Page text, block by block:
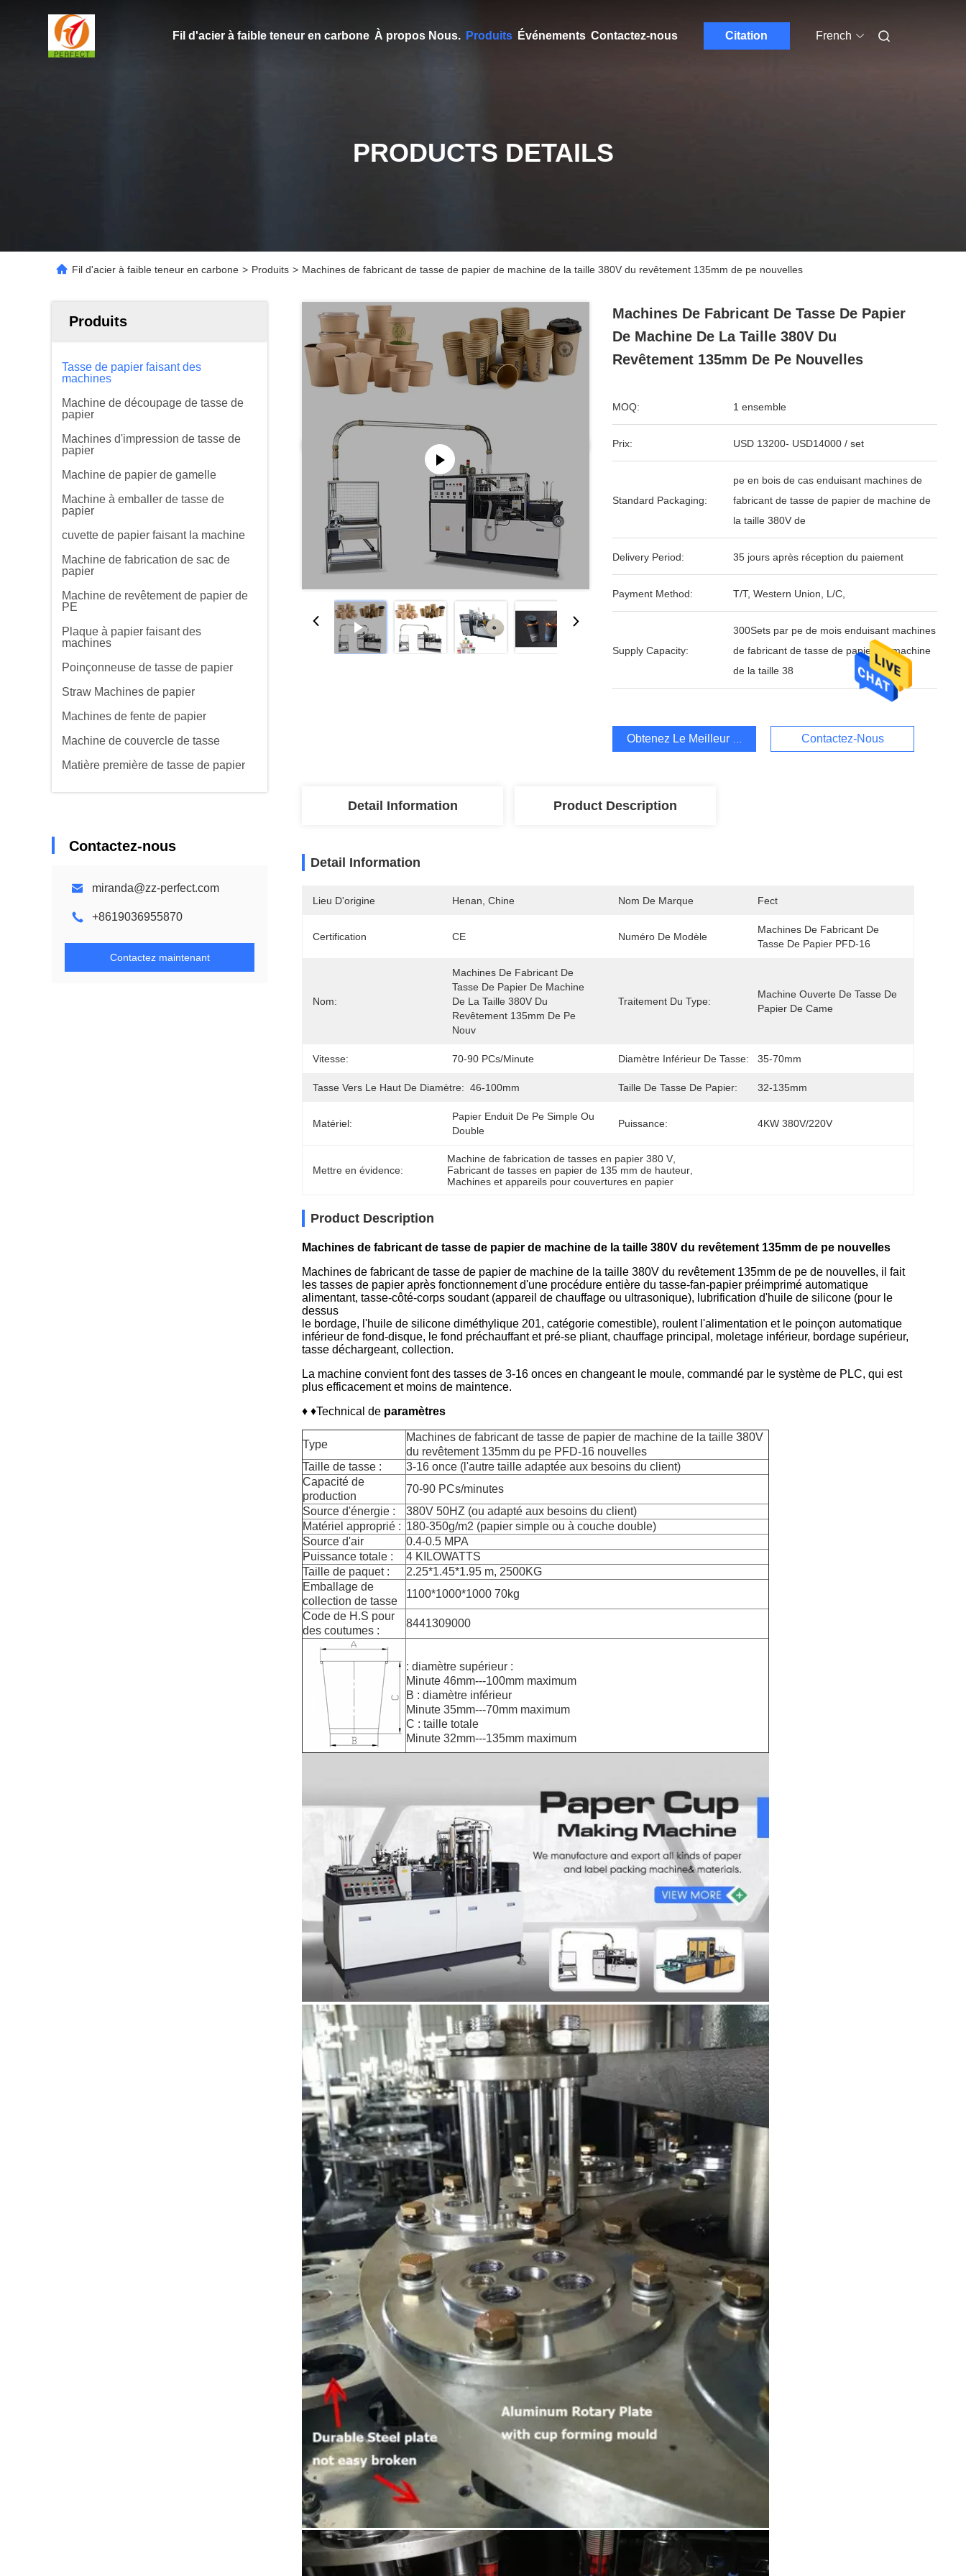
Fil d'acier à faible teneur en carbone À propos Nous. Produits Événements Contactez-nous Citation French
PRODUCTS DETAILS
Fil d'acier à faible teneur en carbone > Produits > Machines de fabricant de tasse de papier de machine de la taille 380V du revêtement 135mm de pe nouvelles
Produits
Tasse de papier faisant des
machines
Machine de découpage de tasse de
papier
Machines d'impression de tasse de
papier
Machine de papier de gamelle
Machine à emballer de tasse de
papier
cuvette de papier faisant la machine
Machine de fabrication de sac de
papier
Machine de revêtement de papier de
PE
Plaque à papier faisant des
machines
Poinçonneuse de tasse de papier
Straw Machines de papier
Machines de fente de papier
Machine de couvercle de tasse
Matière première de tasse de papier
Contactez-nous
miranda@zz-perfect.com
+8619036955870
Contactez maintenant
Machines De Fabricant De Tasse De Papier
De Machine De La Taille 380V Du
Revêtement 135mm De Pe Nouvelles
MOQ: 1 ensemble
Prix: USD 13200- USD14000 / set
Standard Packaging:
pe en bois de cas enduisant machines de
fabricant de tasse de papier de machine de
la taille 380V de
Delivery Period: 35 jours après réception du paiement
Payment Method: T/T, Western Union, L/C,
Supply Capacity:
300Sets par pe de mois enduisant machines
de fabricant de tasse de papier de machine
de la taille 38
Obtenez Le Meilleur Prix Contactez-Nous
Detail Information Product Description
Detail Information
Lieu D'origine Henan, Chine Nom De Marque Fect
Certification CE Numéro De Modèle
Machines De Fabricant De
Tasse De Papier PFD-16
Nom:
Machines De Fabricant De
Tasse De Papier De Machine
De La Taille 380V Du
Revêtement 135mm De Pe
Nouv
Traitement Du Type:
Machine Ouverte De Tasse De
Papier De Came
Vitesse: 70-90 PCs/minute Diamètre Inférieur De Tasse: 35-70mm
Tasse Vers Le Haut De Diamètre: 46-100mm Taille De Tasse De Papier: 32-135mm
Matériel:
Papier Enduit De Pe Simple Ou
Double
Puissance: 4KW 380V/220V
Mettre en évidence:
Machine de fabrication de tasses en papier 380 V
Fabricant de tasses en papier de 135 mm de hauteur
Machines et appareils pour couvertures en papier
Product Description
Machines de fabricant de tasse de papier de machine de la taille 380V du revêtement 135mm de pe nouvelles
Machines de fabricant de tasse de papier de machine de la taille 380V du revêtement 135mm de pe de nouvelles, il fait
les tasses de papier après fonctionnement d'une procédure entière du tasse-fan-papier préimprimé automatique
alimentant, tasse-côté-corps soudant (appareil de chauffage ou ultrasonique), lubrification d'huile de silicone (pour le
dessus
le bordage, l'huile de silicone diméthylique 201, catégorie comestible), roulent l'alimentation et le poinçon automatique
inférieur de fond-disque, le fond préchauffant et pré-se pliant, chauffage principal, moletage inférieur, bordage supérieur,
tasse déchargeant, collection.
La machine convient font des tasses de 3-16 onces en changeant le moule, commandé par le système de PLC, qui est
plus efficacement et moins de maintence.
♦ ♦Technical de paramètres
Type
Machines de fabricant de tasse de papier de machine de la taille 380V
du revêtement 135mm du pe PFD-16 nouvelles
Taille de tasse :
3-16 once (l'autre taille adaptée aux besoins du client)
Capacité de
production
70-90 PCs/minutes
Source d'énergie :
380V 50HZ (ou adapté aux besoins du client)
Matériel approprié : 180-350g/m2 (papier simple ou à couche double)
Source d'air
0.4-0.5 MPA
Puissance totale :
4 KILOWATTS
Taille de paquet :
2.25*1.45*1.95 m, 2500KG
Emballage de
collection de tasse
1100*1000*1000 70kg
Code de H.S pour
des coutumes :
8441309000
: diamètre supérieur :
Minute 46mm---100mm maximum
B : diamètre inférieur
Minute 35mm---70mm maximum
C : taille totale
Minute 32mm---135mm maximum